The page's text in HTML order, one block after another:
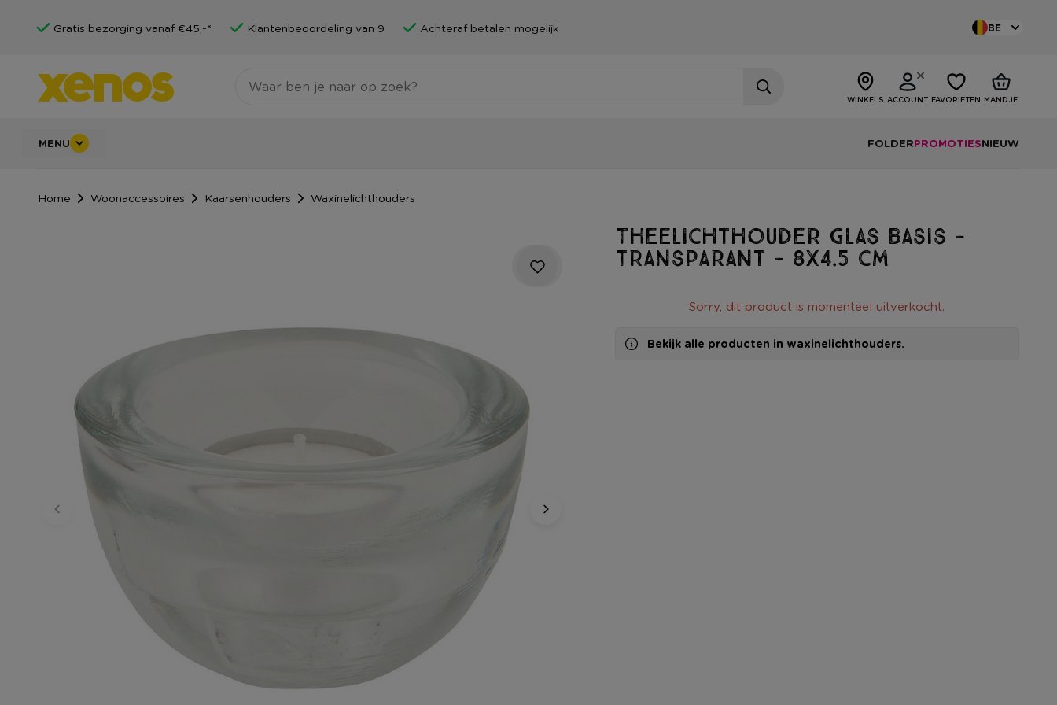
Gratis bezorging vanaf €45,-* Klantenbeoordeling van 9 Achteraf betalen mogelijk BE
WINKELS ACCOUNT FAVORIETEN MANDJE
MENU FOLDERPROMOTIESNIEUW
Home Woonaccessoires Kaarsenhouders Waxinelichthouders
Theelichthouder glas basis -
transparant - 8x4.5 cm
Sorry, dit product is momenteel uitverkocht.
Bekijk alle producten in waxinelichthouders.